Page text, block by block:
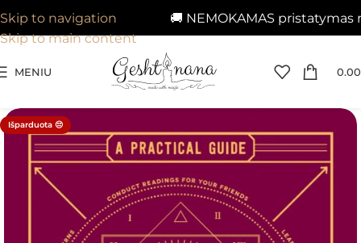
🚚 NEMOKAMAS pristatymas
Skip to navigation
Skip to main content
MENIU 0.00
Išparduota 😔